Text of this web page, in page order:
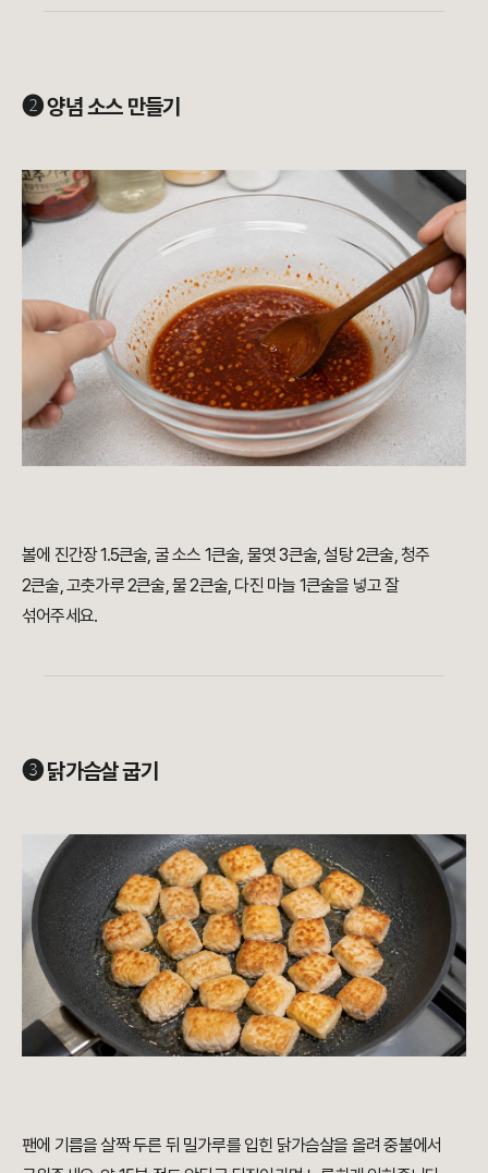
➋ 양념 소스 만들기
볼에 진간장 1.5큰술, 굴 소스 1큰술, 물엿 3큰술, 설탕 2큰술, 청주
2큰술, 고춧가루 2큰술, 물 2큰술, 다진 마늘 1큰술을 넣고 잘
섞어주세요.
➌ 닭가슴살 굽기
팬에 기름을 살짝 두른 뒤 밀가루를 입힌 닭가슴살을 올려 중불에서